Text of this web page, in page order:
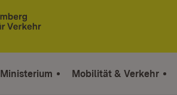
Ministerium Mobilität & Verkehr